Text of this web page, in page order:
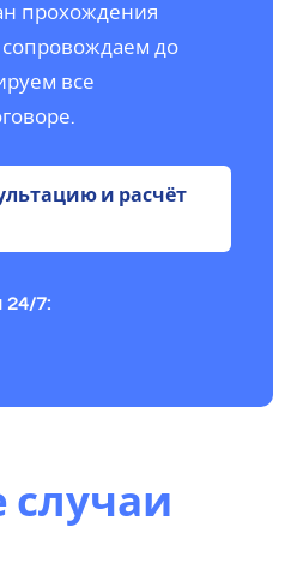
прохождения
до
все
и расчёт
24/7:
случаи